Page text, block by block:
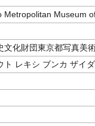
Metropolitan Museum
文化財団東京都写真美
ト レキシ ブンカ ザイ